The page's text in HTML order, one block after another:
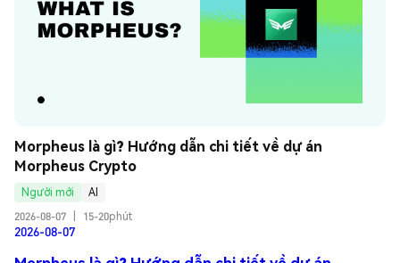
Morpheus là gì? Hướng dẫn chi tiết về dự án
Morpheus Crypto
Người mới
AI
2026-08-07
15-20phút
2026-08-07